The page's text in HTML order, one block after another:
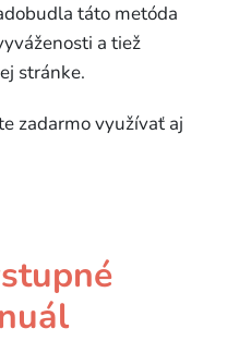
táto metóda
a tiež
stránke.
zadarmo využívať aj